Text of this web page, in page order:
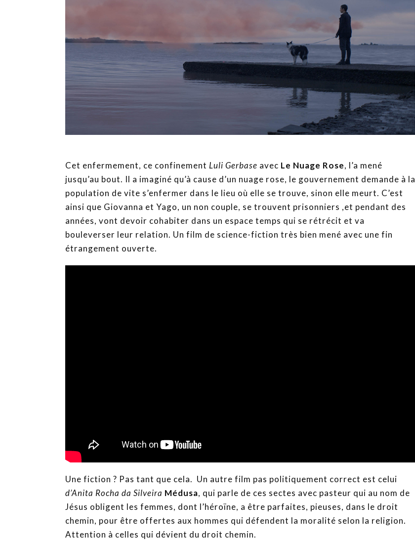
Cet enfermement, ce confinement Luli Gerbase avec Le Nuage Rose, l’a mené
jusqu’au bout. Il a imaginé qu’à cause d’un nuage rose, le gouvernement demande à la
population de vite s’enfermer dans le lieu où elle se trouve, sinon elle meurt. C’est
ainsi que Giovanna et Yago, un non couple, se trouvent prisonniers ,et pendant des
années, vont devoir cohabiter dans un espace temps qui se rétrécit et va
bouleverser leur relation. Un film de science-fiction très bien mené avec une fin
étrangement ouverte.
Une fiction ? Pas tant que cela. Un autre film pas politiquement correct est celui
d’Anita Rocha da Silveira Médusa, qui parle de ces sectes avec pasteur qui au nom de
Jésus obligent les femmes, dont l’héroïne, a être parfaites, pieuses, dans le droit
chemin, pour être offertes aux hommes qui défendent la moralité selon la religion.
Attention à celles qui dévient du droit chemin.